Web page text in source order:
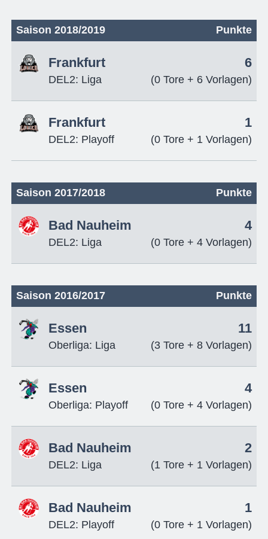
Saison 2018/2019 Punkte
Frankfurt
DEL2: Liga
6
(0 Tore + 6 Vorlagen)
Frankfurt
DEL2: Playoff
1
(0 Tore + 1 Vorlagen)
Saison 2017/2018 Punkte
Bad Nauheim
DEL2: Liga
4
(0 Tore + 4 Vorlagen)
Saison 2016/2017 Punkte
Essen
Oberliga: Liga
11
(3 Tore + 8 Vorlagen)
Essen
Oberliga: Playoff
4
(0 Tore + 4 Vorlagen)
Bad Nauheim
DEL2: Liga
2
(1 Tore + 1 Vorlagen)
Bad Nauheim
DEL2: Playoff
1
(0 Tore + 1 Vorlagen)